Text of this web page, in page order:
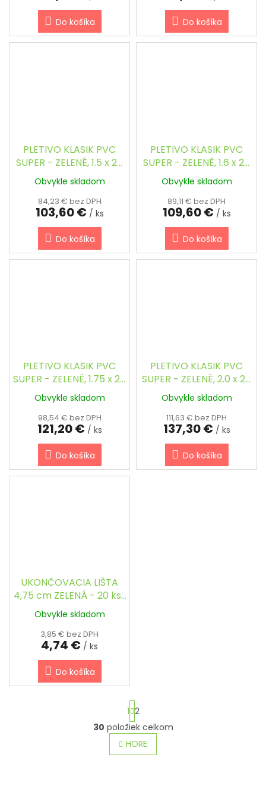
Do košíka Do košíka
PLETIVO KLASIK PVC
SUPER - ZELENÉ, 1.5 x 25
m / 53 x 53 / 2.8 mm
Obvykle skladom
84,23 € bez DPH
103,60 € / ks
Do košíka
PLETIVO KLASIK PVC
SUPER - ZELENÉ, 1.6 x 25
m / 53 x 53 / 2.8 mm
Obvykle skladom
89,11 € bez DPH
109,60 € / ks
Do košíka
PLETIVO KLASIK PVC
SUPER - ZELENÉ, 1.75 x 25
m / 53 x 53 / 2.8 mm
Obvykle skladom
98,54 € bez DPH
121,20 € / ks
Do košíka
PLETIVO KLASIK PVC
SUPER - ZELENÉ, 2.0 x 25
m / 53 x 53 / 2.8 mm
Obvykle skladom
111,63 € bez DPH
137,30 € / ks
Do košíka
UKONČOVACIA LIŠTA
4,75 cm ZELENÁ - 20 ks/
bal.
Obvykle skladom
3,85 € bez DPH
4,74 € / ks
Do košíka
O
v
l
S
t
r
á
n
k
1 2
30 položiek celkom
HORE